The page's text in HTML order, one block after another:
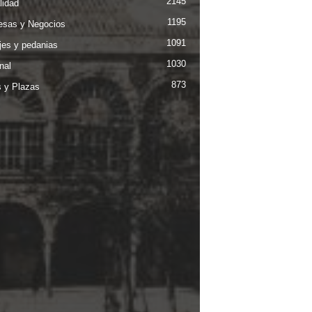
y Negocios 1195
y pedanias 1091
1030
y Plazas 873